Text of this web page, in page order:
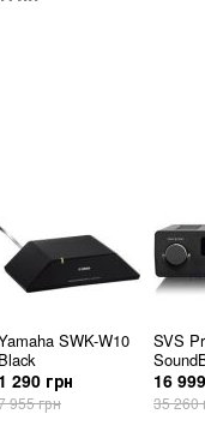
SWK-W10
Black
1 290 грн
955 грн
SVS
16
35 260